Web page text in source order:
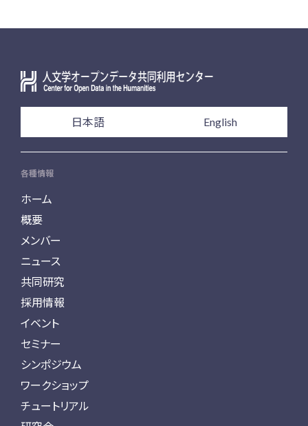
日本語 English
各種情報
ホーム
概要
メンバー
ニュース
共同研究
採用情報
イベント
セミナー
シンポジウム
ワークショップ
チュートリアル